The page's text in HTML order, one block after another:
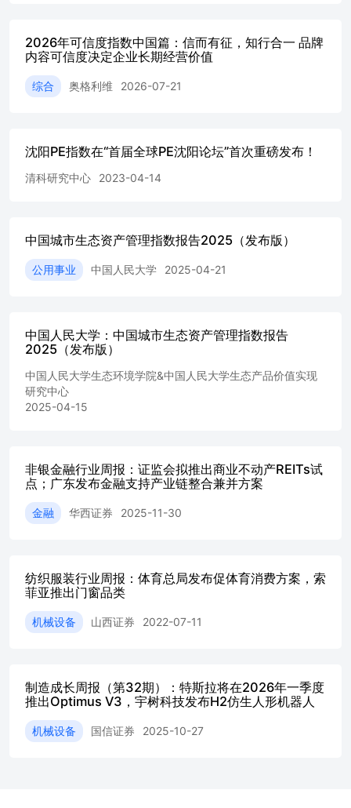
滥的时代，可信度愈发难赢易失，也愈发回归人性本真。当
下的每一次品牌沟通，都 消费者行为的转变，正在颠覆这
假故事 泛滥的时代，真相正变得支离破碎。中国消费者
日益加深的信任疑虑，我们亟需厘清一个核心命题：中国消
危险的“声誉盲区”：它们将资源过度倾注于社交媒体监测与
忽略了那些真正左右企业盈利、在水面下悄然演变的消费者
行为。 调研方法、模型与原理 数”。那时，我们正步入一个
充斥着怀疑与不信任感的“后真相”时代。我们希望在机构公
信力日益匮乏的当下，评估并量化商界与政界领导者的可信
费者行为的直接影响。报告基于YouGov于2026年4月22日至
5月3日对2,052名中国受访者开展的调研。可信度不仅指基
域。历经地缘政治动荡、全球疫情、国际冲突及社会演变的
层层洗礼，我们仍一直在持续探寻可信度的本质。如今，多
数人认为局势已急剧恶化。在虚假信息泛滥与人工智能崛起
与机构渠道享有极高的它不仅关乎我们“知道”什么，更关乎
我们“感受”到什么。这种认知与感受的融合，对消费者的决
以上人群，具有全国代表性，并已根据最新人口估算数据进
信任感正以最快的速度攀升。 中国品牌可信度的新法则 言
必有据，防微杜渐：静默离场代价沉重Rule 01 信而有征，
实力为先：兑现承诺优于空喊口号Rule 02 有据立信，代际
有别：权威渠道构筑信任根基Rule 03 Rule 04 RULE 01言必
静默离场代价沉重 长期以来，传播行业习惯于将声誉风险
等同于公众的显性负面情绪。企业为此部署社交媒体监测系
统、组建危机公关统筹机制、强化评论区管控，试图拉起一
道线上声誉防卫线，然而，我们的数据表明，这种显性的舆
论怒潮，只是实际商业风险的冰山一角。 一旦对品牌失去
2026年可信度指数中国篇：信而有征，知行合一 品牌
内容可信度决定企业长期经营价值
综合 奥格利维 2026-07-21
沈阳PE指数在“首届全球PE沈阳论坛”首次重磅发布！
清科研究中心 2023-04-14
中国城市生态资产管理指数报告2025（发布版）
公用事业 中国人民大学 2025-04-21
中国人民大学：中国城市生态资产管理指数报告
2025（发布版）
中国人民大学生态环境学院&中国人民大学生态产品价值实现
研究中心
2025-04-15
非银金融行业周报：证监会拟推出商业不动产REITs试
点；广东发布金融支持产业链整合兼并方案
金融 华西证券 2025-11-30
纺织服装行业周报：体育总局发布促体育消费方案，索
菲亚推出门窗品类
机械设备 山西证券 2022-07-11
制造成长周报（第32期）：特斯拉将在2026年一季度
推出Optimus V3，宇树科技发布H2仿生人形机器人
机械设备 国信证券 2025-10-27